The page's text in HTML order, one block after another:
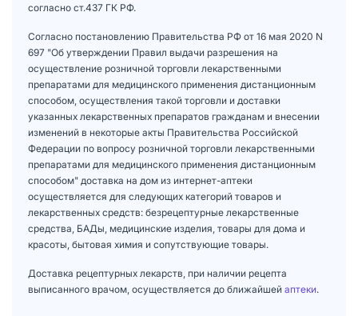
согласно ст.437 ГК РФ.
Согласно постановлению Правительства РФ от 16 мая 2020 N
697 "Об утверждении Правил выдачи разрешения на
осуществление розничной торговли лекарственными
препаратами для медицинского применения дистанционным
способом, осуществления такой торговли и доставки
указанных лекарственных препаратов гражданам и внесении
изменений в некоторые акты Правительства Российской
Федерации по вопросу розничной торговли лекарственными
препаратами для медицинского применения дистанционным
способом" доставка на дом из интернет-аптеки
осуществляется для следующих категорий товаров и
лекарственных средств: безрецептурные лекарственные
средства, БАДы, медицинские изделия, товары для дома и
красоты, бытовая химия и сопутствующие товары.
Доставка рецептурных лекарств, при наличии рецепта
выписанного врачом, осуществляется до ближайшей аптеки.